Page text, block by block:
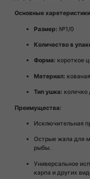
Основные
Размер: №1/0
Количество в
Форма: короткое
Материал:
Тип ушка: колечко
Преимущества:
Исключительная
Острые жала для
рыбы.
Универсальное
карпа и других